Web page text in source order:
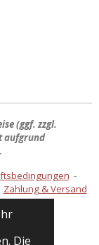
Die
(ggf. zzgl.
aufgrund
-
Zahlung & Versand